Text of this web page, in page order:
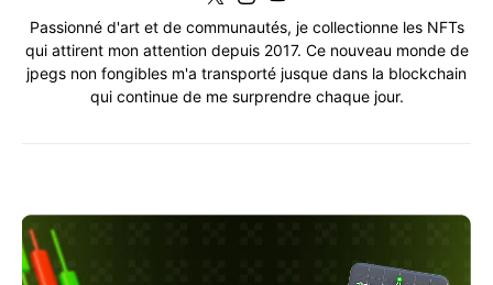
Passionné d'art et de communautés, je collectionne les NFTs
qui attirent mon attention depuis 2017. Ce nouveau monde de
jpegs non fongibles m'a transporté jusque dans la blockchain
qui continue de me surprendre chaque jour.